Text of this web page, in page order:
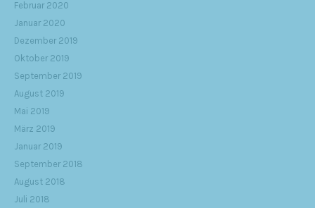
Februar 2020
Januar 2020
Dezember 2019
Oktober 2019
September 2019
August 2019
Mai 2019
März 2019
Januar 2019
September 2018
August 2018
Juli 2018